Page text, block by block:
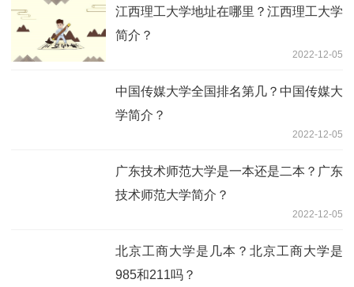
江西理工大学地址在哪里？江西理工大学
简介？
2022-12-05
中国传媒大学全国排名第几？中国传媒大
学简介？
2022-12-05
广东技术师范大学是一本还是二本？广东
技术师范大学简介？
2022-12-05
北京工商大学是几本？北京工商大学是
985和211吗？